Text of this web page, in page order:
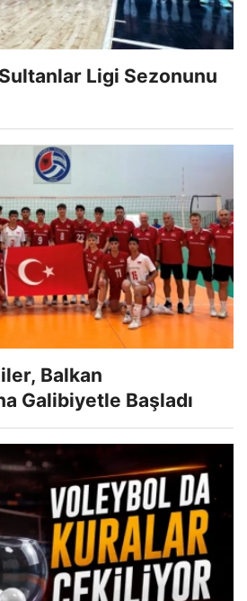
Ligi Sezonunu
Balkan
Galibiyetle Başladı